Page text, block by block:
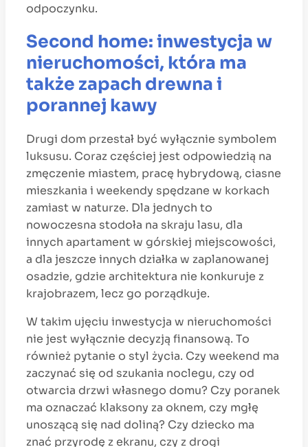
odpoczynku.
Second home: inwestycja w
nieruchomości, która ma
także zapach drewna i
porannej kawy
Drugi dom przestał być wyłącznie symbolem
luksusu. Coraz częściej jest odpowiedzią na
zmęczenie miastem, pracę hybrydową, ciasne
mieszkania i weekendy spędzane w korkach
zamiast w naturze. Dla jednych to
nowoczesna stodoła na skraju lasu, dla
innych apartament w górskiej miejscowości,
a dla jeszcze innych działka w zaplanowanej
osadzie, gdzie architektura nie konkuruje z
krajobrazem, lecz go porządkuje.
W takim ujęciu inwestycja w nieruchomości
nie jest wyłącznie decyzją finansową. To
również pytanie o styl życia. Czy weekend ma
zaczynać się od szukania noclegu, czy od
otwarcia drzwi własnego domu? Czy poranek
ma oznaczać klaksony za oknem, czy mgłę
unoszącą się nad doliną? Czy dziecko ma
znać przyrodę z ekranu, czy z drogi